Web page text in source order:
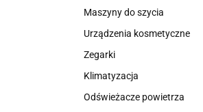
Maszyny do szycia
Urządzenia kosmetyczne
Zegarki
Klimatyzacja
Odświeżacze powietrza